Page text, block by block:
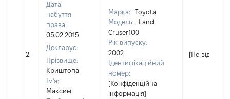
2
Дата
набуття
права:
05.02.2015
Декларує:
Прізвище:
Криштопа
Ім'я:
Максим
Марка:
Toyota
Модель:
Land
Cruser100
Рік випуску:
2002
Ідентифікаційний
номер:
[Конфіденційна
інформація]
[Не відомо]